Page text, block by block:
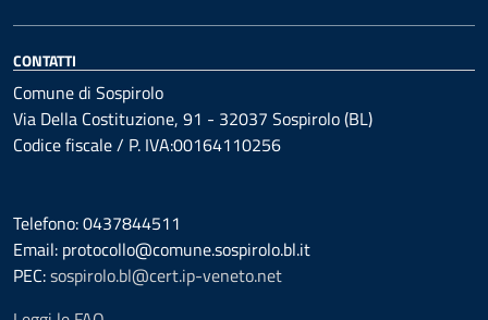
CONTATTI
Comune di Sospirolo
Via Della Costituzione, 91 - 32037 Sospirolo (BL)
Codice fiscale / P. IVA:00164110256
Telefono: 0437844511
Email: protocollo@comune.sospirolo.bl.it
PEC:sospirolo.bl@cert.ip-veneto.net